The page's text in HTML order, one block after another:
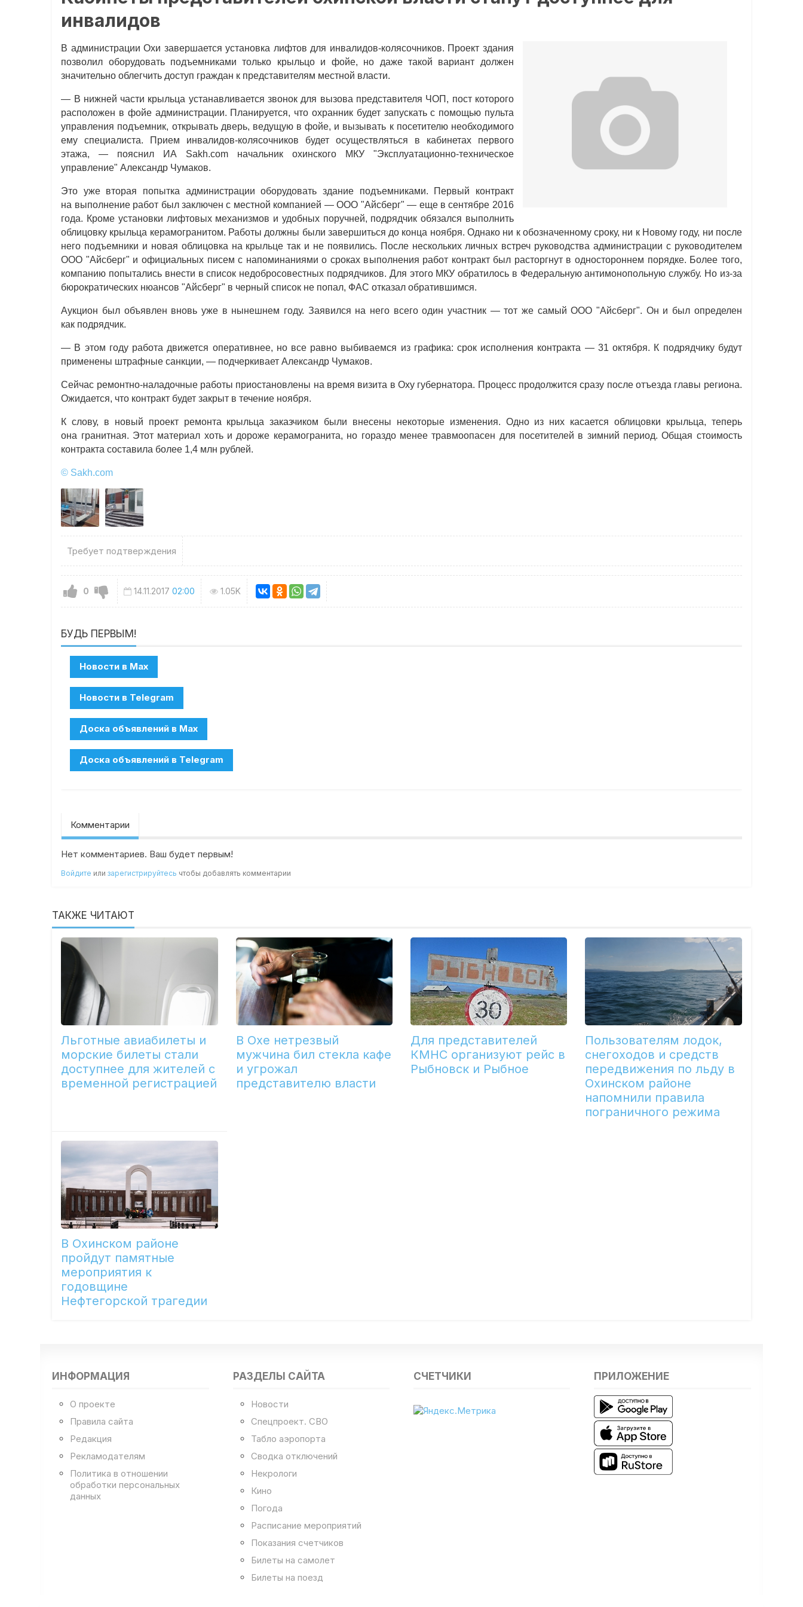
инвалидов
В администрации Охи завершается установка лифтов для инвалидов-колясочников. Проект здания
позволил оборудовать подъемниками только крыльцо и фойе, но даже такой вариант должен
значительно облегчить доступ граждан к представителям местной власти.
— В нижней части крыльца устанавливается звонок для вызова представителя ЧОП, пост которого
расположен в фойе администрации. Планируется, что охранник будет запускать с помощью пульта
управления подъемник, открывать дверь, ведущую в фойе, и вызывать к посетителю необходимого
ему специалиста. Прием инвалидов-колясочников будет осуществляться в кабинетах первого
этажа, — пояснил ИА Sakh.com начальник охинского МКУ "Эксплуатационно-техническое
управление" Александр Чумаков.
Это уже вторая попытка администрации оборудовать здание подъемниками. Первый контракт
на выполнение работ был заключен с местной компанией — ООО "Айсберг" — еще в сентябре 2016
года. Кроме установки лифтовых механизмов и удобных поручней, подрядчик обязался выполнить
облицовку крыльца керамогранитом. Работы должны были завершиться до конца ноября. Однако ни к обозначенному сроку, ни к Новому году, ни после
него подъемники и новая облицовка на крыльце так и не появились. После нескольких личных встреч руководства администрации с руководителем
ООО "Айсберг" и официальных писем с напоминаниями о сроках выполнения работ контракт был расторгнут в одностороннем порядке. Более того,
компанию попытались внести в список недобросовестных подрядчиков. Для этого МКУ обратилось в Федеральную антимонопольную службу. Но из-за
бюрократических нюансов "Айсберг" в черный список не попал, ФАС отказал обратившимся.
Аукцион был объявлен вновь уже в нынешнем году. Заявился на него всего один участник — тот же самый ООО "Айсберг". Он и был определен
как подрядчик.
— В этом году работа движется оперативнее, но все равно выбиваемся из графика: срок исполнения контракта — 31 октября. К подрядчику будут
применены штрафные санкции, — подчеркивает Александр Чумаков.
Сейчас ремонтно-наладочные работы приостановлены на время визита в Оху губернатора. Процесс продолжится сразу после отъезда главы региона.
Ожидается, что контракт будет закрыт в течение ноября.
К слову, в новый проект ремонта крыльца заказчиком были внесены некоторые изменения. Одно из них касается облицовки крыльца, теперь
она гранитная. Этот материал хоть и дороже керамогранита, но гораздо менее травмоопасен для посетителей в зимний период. Общая стоимость
контракта составила более 1,4 млн рублей.
© Sakh.com
Требует подтверждения
0 14.11.2017 02:00 1.05K
БУДЬ ПЕРВЫМ!
Комментарии
Нет комментариев. Ваш будет первым!
Войдите илизарегистрируйтесь чтобы добавлять комментарии
ТАКЖЕ ЧИТАЮТ
Льготные авиабилеты и
морские билеты стали
доступнее для жителей с
временной регистрацией
В Охе нетрезвый
мужчина бил стекла кафе
и угрожал
представителю власти
Для представителей
КМНС организуют рейс в
Рыбновск и Рыбное
Пользователям лодок,
снегоходов и средств
передвижения по льду в
Охинском районе
напомнили правила
пограничного режима
В Охинском районе
пройдут памятные
мероприятия к
годовщине
Нефтегорской трагедии
ИНФОРМАЦИЯ
О проекте
Правила сайта
Редакция
Рекламодателям
Политика в отношении
обработки персональных
данных
РАЗДЕЛЫ САЙТА
Новости
Спецпроект. СВО
Табло аэропорта
Сводка отключений
Некрологи
Кино
Погода
Расписание мероприятий
Показания счетчиков
Билеты на самолет
Билеты на поезд
СЧЕТЧИКИ ПРИЛОЖЕНИЕ